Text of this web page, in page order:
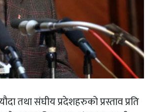
तथा संघीय प्रदेशहरुको प्रस्ताव प्रति